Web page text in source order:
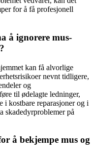
for å få profesjonell
å ignorere mus-
kan få alvorlige
nevnt tidligere,
og
til ødelagte ledninger,
i kostbare reparasjoner og i
skadedyrproblemer på
å bekjempe mus og